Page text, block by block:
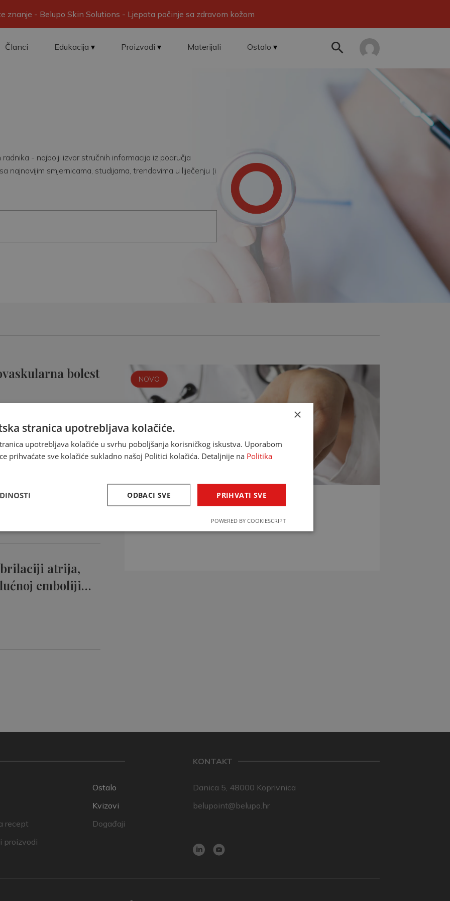
znanje - Belupo Skin Solutions - Ljepota počinje sa zdravom kožom
Članci Edukacija Proizvodi Materijali Ostalo
- najbolji izvor stručnih informacija iz područja
najnovijim smjernicama, studijama, trendovima u liječenju (i
bolest
atrija,
emboliji…
NOVO
INTERAKCIJE LIJEKOVA
Provjerite interakcije lijekova u svega par klikova!
recept
proizvodi
Ostalo
Kvizovi
Događaji
KONTAKT
Danica 5, 48000 Koprivnica
belupoint@belupo.hr
×
stranica upotrebljava kolačiće.
upotrebljava kolačiće u svrhu poboljšanja korisničkog iskustva. Uporabom
prihvaćate sve kolačiće sukladno našoj Politici kolačića. Detaljnije na Politika
PRIHVATI SVE
ODBACI SVE
POWERED BY COOKIESCRIPT